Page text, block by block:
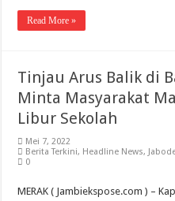
Read More »
Tinjau Arus Balik di
Minta Masyarakat
Libur Sekolah
Mei 7, 2022
Berita Terkini, Headline News,
0
MERAK ( Jambiekspose.com ) –